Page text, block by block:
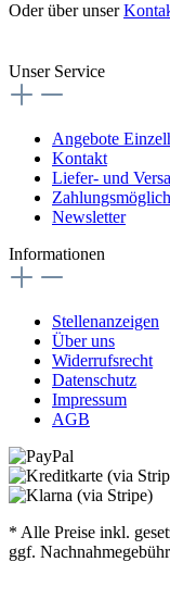
Oder über unser
Unser Service
Angebote
Kontakt
Liefer- und
Newsletter
Informationen
Stellenanzeigen
Über uns
Widerrufsrecht
Datenschutz
Impressum
AGB
* Alle Preise inkl.
ggf.